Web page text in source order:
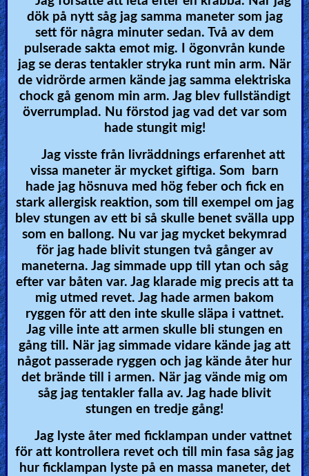
dök på nytt såg jag samma maneter som jag
sett för några minuter sedan. Två av dem
pulserade sakta emot mig. I ögonvrån kunde
jag se deras tentakler stryka runt min arm. När
de vidrörde armen kände jag samma elektriska
chock gå genom min arm. Jag blev fullständigt
överrumplad. Nu förstod jag vad det var som
hade stungit mig!
Jag visste från livräddnings erfarenhet att
vissa maneter är mycket giftiga. Som barn
hade jag hösnuva med hög feber och fick en
stark allergisk reaktion, som till exempel om jag
blev stungen av ett bi så skulle benet svälla upp
som en ballong. Nu var jag mycket bekymrad
för jag hade blivit stungen två gånger av
maneterna. Jag simmade upp till ytan och såg
efter var båten var. Jag klarade mig precis att ta
mig utmed revet. Jag hade armen bakom
ryggen för att den inte skulle släpa i vattnet.
Jag ville inte att armen skulle bli stungen en
gång till. När jag simmade vidare kände jag att
något passerade ryggen och jag kände åter hur
det brände till i armen. När jag vände mig om
såg jag tentakler falla av. Jag hade blivit
stungen en tredje gång!
Jag lyste åter med ficklampan under vattnet
för att kontrollera revet och till min fasa såg jag
hur ficklampan lyste på en massa maneter, det